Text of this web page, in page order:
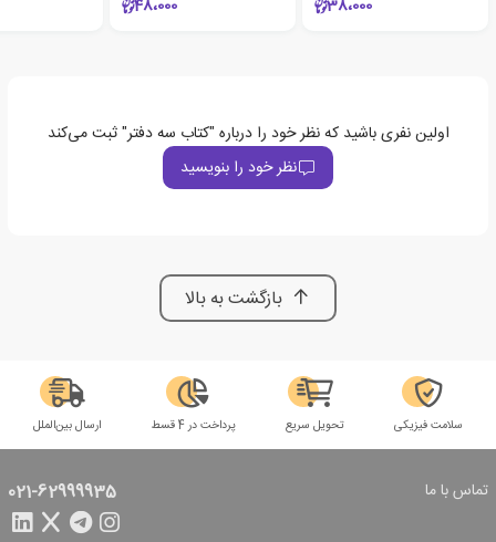
38،000 48،000
اولین نفری باشید که نظر خود را درباره "کتاب سه دفتر" ثبت می‌کند
نظر خود را بنویسید
بازگشت به بالا
سلامت فیزیکی تحویل سریع پرداخت در 4 قسط ارسال بین‌الملل
تماس با ما 021-62999935